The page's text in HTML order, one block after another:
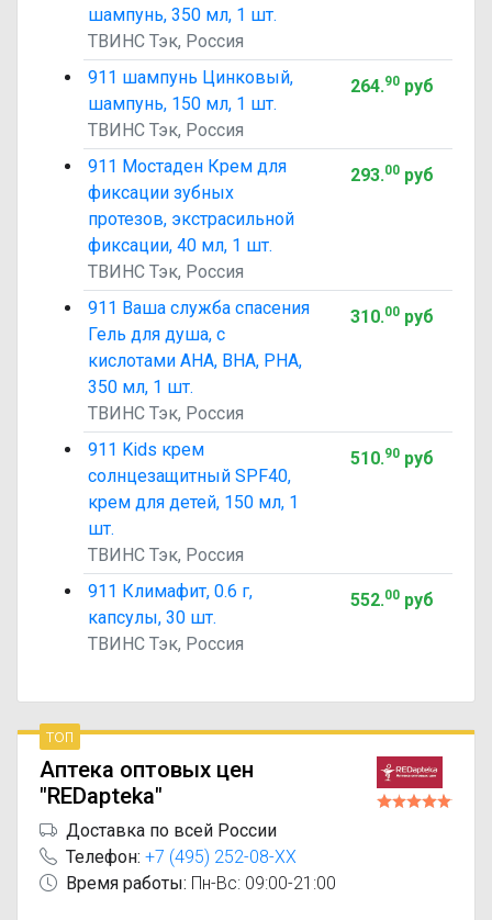
шампунь, 350 мл, 1 шт.
ТВИНС Тэк, Россия
911 шампунь Цинковый,
шампунь, 150 мл, 1 шт.
ТВИНС Тэк, Россия
264.90руб
911 Мостаден Крем для
фиксации зубных
протезов, экстрасильной
фиксации, 40 мл, 1 шт.
ТВИНС Тэк, Россия
293.00руб
911 Ваша служба спасения
Гель для душа, с
кислотами AHA, BHA, PHA,
350 мл, 1 шт.
ТВИНС Тэк, Россия
310.00руб
911 Kids крем
солнцезащитный SPF40,
крем для детей, 150 мл, 1
шт.
ТВИНС Тэк, Россия
510.90руб
911 Климафит, 0.6 г,
капсулы, 30 шт.
ТВИНС Тэк, Россия
552.00руб
топ
Аптека оптовых цен
"REDapteka"
Доставка по всей России
Телефон: +7 (495) 252-08-XX
Время работы: Пн-Вс: 09:00-21:00